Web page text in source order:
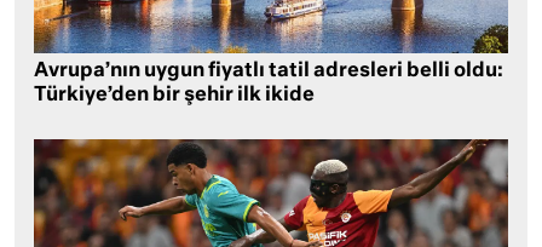
Avrupa’nın uygun fiyatlı tatil adresleri belli oldu:
Türkiye’den bir şehir ilk ikide